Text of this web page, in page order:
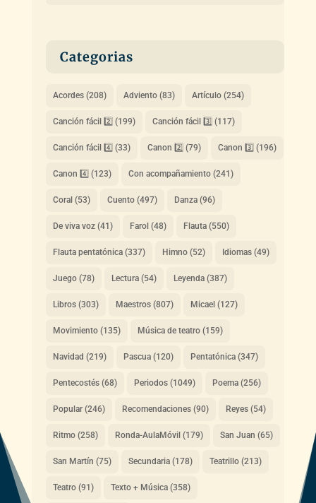
Categorias
Acordes(208) Adviento(83) Artículo(254)
Canción fácil 2️⃣ (199) Canción fácil 3️⃣ (117)
Canción fácil 4️⃣ (33) Canon 2️⃣ (79) Canon 3️⃣ (196)
Canon 4️⃣ (123) Con acompañamiento(241)
Coral (53) Cuento(497) Danza(96)
De viva voz(41) Farol (48) Flauta(550)
Flauta pentatónica(337) Himno(52) Idiomas(49)
Juego(78) Lectura(54) Leyenda(387)
Libros(303) Maestros(807) Micael (127)
Movimiento(135) Música de teatro(159)
Navidad (219) Pascua(120) Pentatónica(347)
Pentecostés(68) Periodos(1049) Poema(256)
Popular(246) Recomendaciones(90) Reyes(54)
Ritmo(258) Ronda-AulaMóvil (179) San Juan (65)
San Martín (75) Secundaria(178) Teatrillo(213)
Teatro(91) Texto + Música(358)